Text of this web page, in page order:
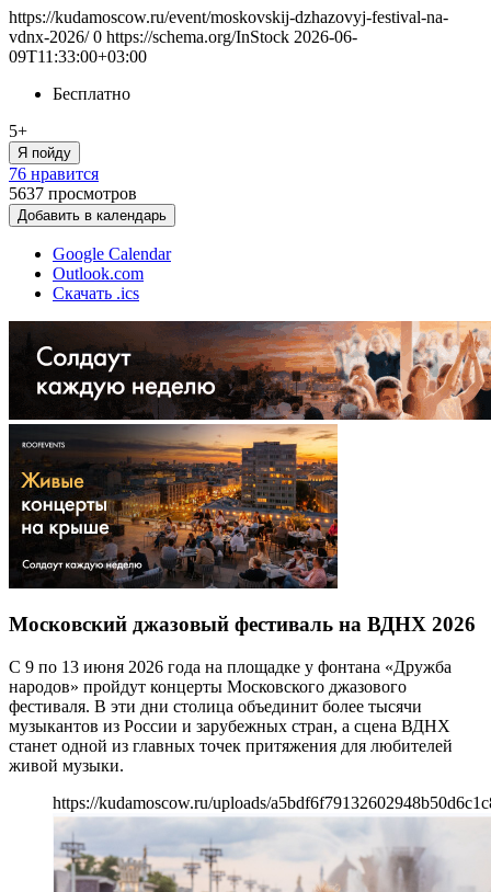
https://kudamoscow.ru/event/moskovskij-dzhazovyj-festival-na-
vdnx-2026/ 0 https://schema.org/InStock 2026-06-
09T11:33:00+03:00
Бесплатно
5+
Я пойду
76 нравится
5637 просмотров
Добавить в календарь
Google Calendar
Outlook.com
Скачать .ics
Московский джазовый фестиваль на ВДНХ 2026
С 9 по 13 июня 2026 года на площадке у фонтана «Дружба
народов» пройдут концерты Московского джазового
фестиваля. В эти дни столица объединит более тысячи
музыкантов из России и зарубежных стран, а сцена ВДНХ
станет одной из главных точек притяжения для любителей
живой музыки.
https://kudamoscow.ru/uploads/